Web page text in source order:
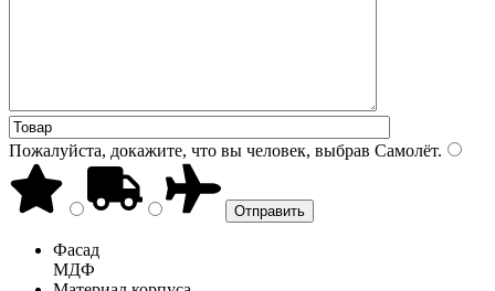
Пожалуйста, докажите, что вы человек, выбрав Самолёт.
Фасад
МДФ